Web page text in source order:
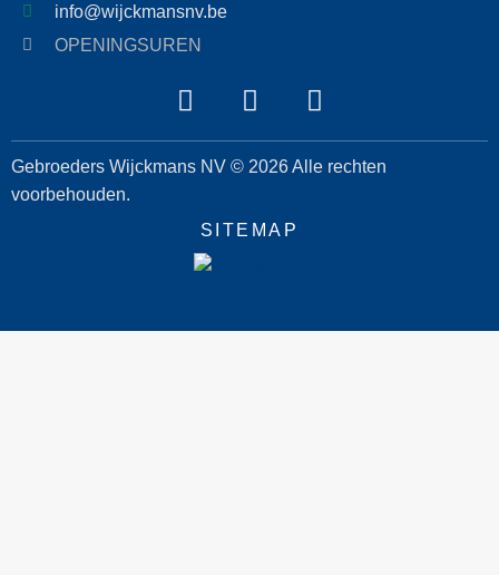
info@wijckmansnv.be
OPENINGSUREN
Gebroeders Wijckmans NV © 2026 Alle rechten
voorbehouden.
SITEMAP